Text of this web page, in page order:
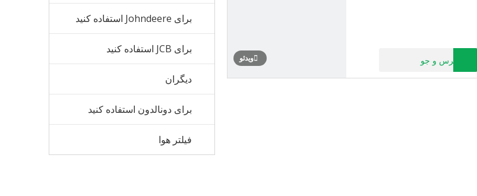
برای Johndeere استفاده کنید
برای JCB استفاده کنید
دیگران
برای دونالدون استفاده کنید
فیلتر هوا
ویدئو پرس و جو